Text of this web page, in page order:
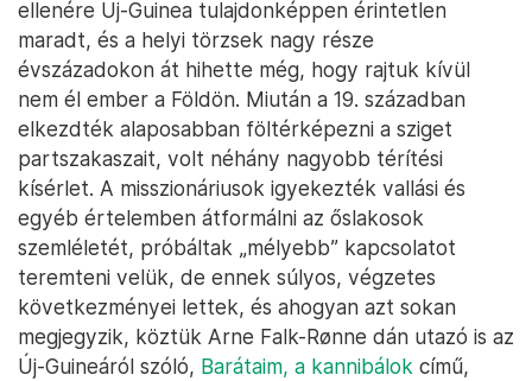
ellenére Új-Guinea tulajdonképpen érintetlen
maradt, és a helyi törzsek nagy része
évszázadokon át hihette még, hogy rajtuk kívül
nem él ember a Földön. Miután a 19. században
elkezdték alaposabban föltérképezni a sziget
partszakaszait, volt néhány nagyobb térítési
kísérlet. A misszionáriusok igyekezték vallási és
egyéb értelemben átformálni az őslakosok
szemléletét, próbáltak „mélyebb” kapcsolatot
teremteni velük, de ennek súlyos, végzetes
következményei lettek, és ahogyan azt sokan
megjegyzik, köztük Arne Falk-Rønne dán utazó is az
Új-Guineáról szóló, Barátaim, a kannibálok című,